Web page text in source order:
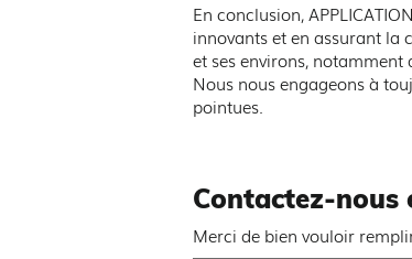
En conclusion,
innovants et en assurant la
et ses environs, notamment
Nous nous engageons à
pointues.
Contactez-nous
Merci de bien vouloir